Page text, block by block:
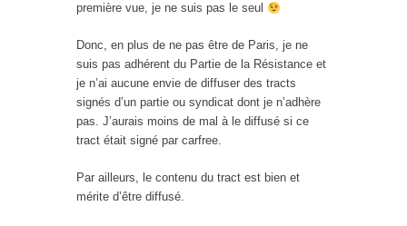
première vue, je ne suis pas le seul
Donc, en plus de ne pas être de Paris, je ne
suis pas adhérent du Partie de la Résistance et
je n’ai aucune envie de diffuser des tracts
signés d’un partie ou syndicat dont je n’adhère
pas. J’aurais moins de mal à le diffusé si ce
tract était signé par carfree.
Par ailleurs, le contenu du tract est bien et
mérite d’être diffusé.